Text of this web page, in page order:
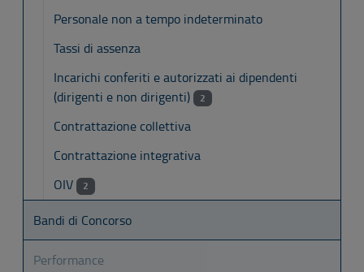
Personale non a tempo indeterminato
Tassi di assenza
Incarichi conferiti e autorizzati ai dipendenti
(dirigenti e non dirigenti)
2
Contrattazione collettiva
Contrattazione integrativa
OIV
2
Bandi di Concorso
Performance